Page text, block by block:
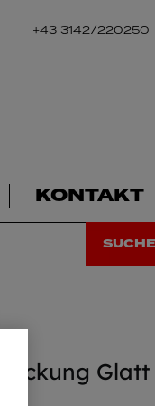
+43 3142/220250
KONTAKT